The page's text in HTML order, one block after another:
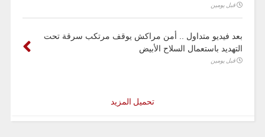
قبل يومين
بعد فيديو متداول .. أمن مراكش يوقف مرتكب سرقة تحت
التهديد باستعمال السلاح الأبيض
قبل يومين
تحميل المزيد